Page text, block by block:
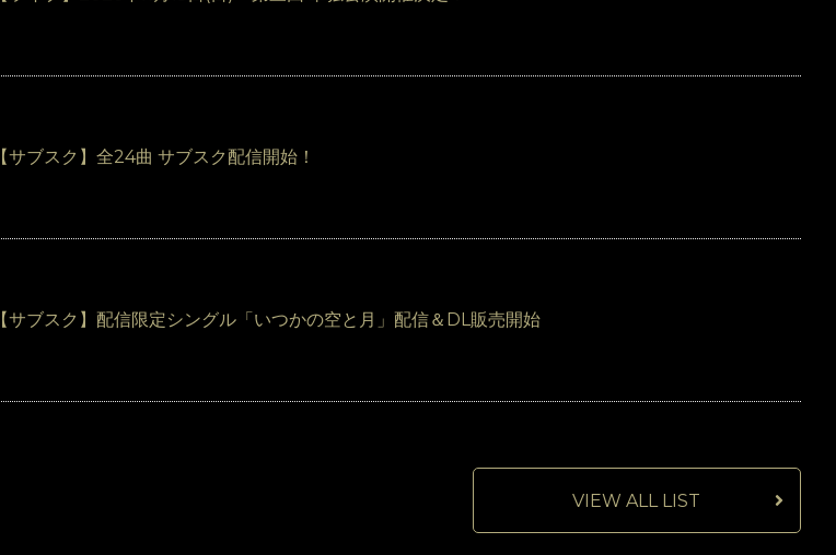
【サブスク】全24曲 サブスク配信開始！
【サブスク】配信限定シングル「いつかの空と月」配信＆DL販売開始
VIEW ALL LIST